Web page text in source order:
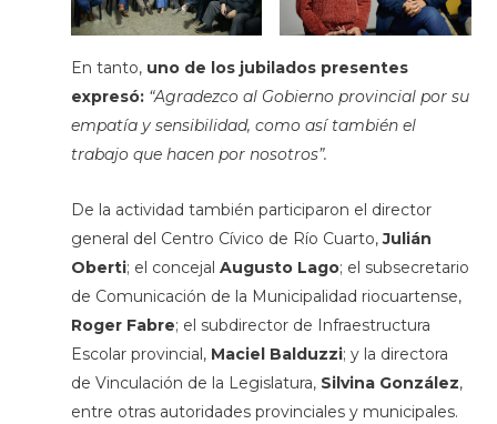
En tanto,uno de los jubilados presentes
expresó: “Agradezco al Gobierno provincial por su
empatía y sensibilidad, como así también el
trabajo que hacen por nosotros”.
De la actividad también participaron el director
general del Centro Cívico de Río Cuarto,Julián
Oberti; el concejal Augusto Lago; el subsecretario
de Comunicación de la Municipalidad riocuartense,
Roger Fabre; el subdirector de Infraestructura
Escolar provincial, Maciel Balduzzi; y la directora
de Vinculación de la Legislatura, Silvina González,
entre otras autoridades provinciales y municipales.